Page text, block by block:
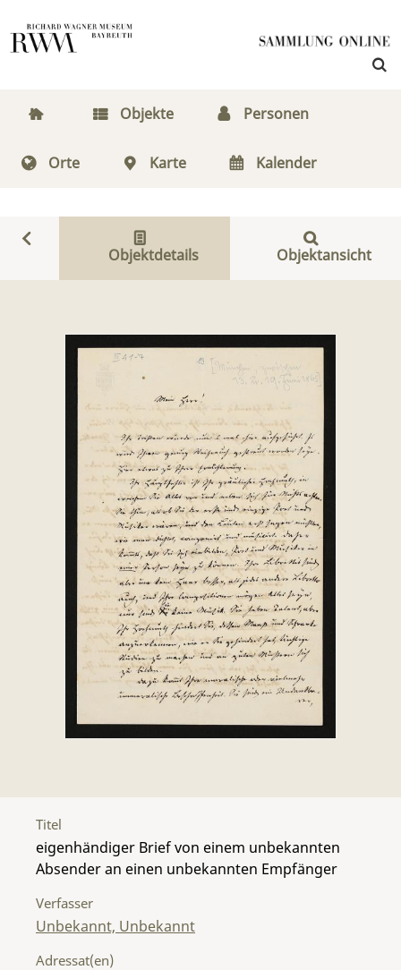
Objekte Personen
Orte Karte Kalender
Objektdetails Objektansicht
Titel
eigenhändiger Brief von einem unbekannten
Absender an einen unbekannten Empfänger
Verfasser
Unbekannt, Unbekannt
Adressat(en)